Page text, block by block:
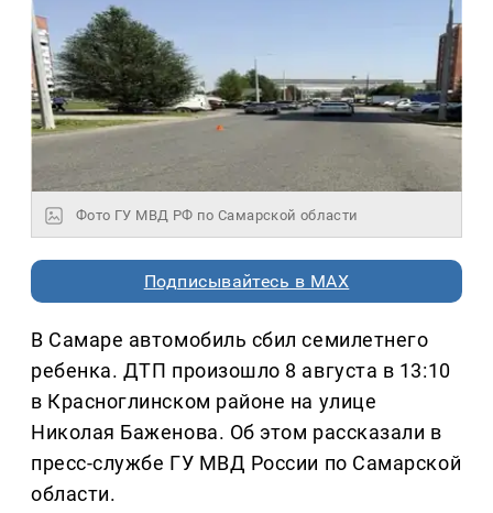
Фото ГУ МВД РФ по Самарской области
Подписывайтесь в MAX
В Самаре автомобиль сбил семилетнего
ребенка. ДТП произошло 8 августа в 13:10
в Красноглинском районе на улице
Николая Баженова. Об этом рассказали в
пресс-службе ГУ МВД России по Самарской
области.